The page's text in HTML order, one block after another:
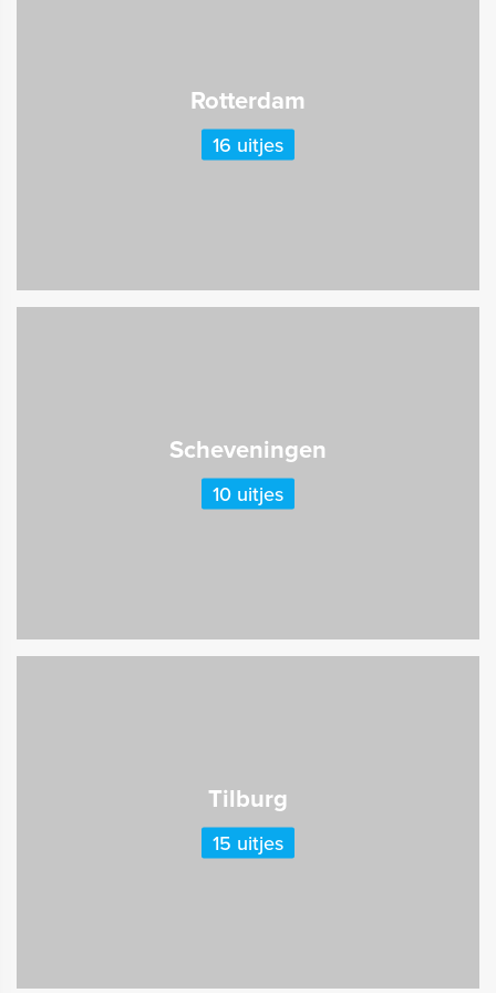
Rotterdam
16 uitjes
Scheveningen
10 uitjes
Tilburg
15 uitjes